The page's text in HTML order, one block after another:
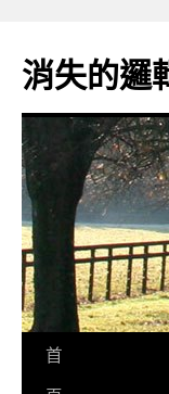
主
要
消失的邏
首